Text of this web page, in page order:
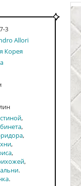
3
Allori
Корея